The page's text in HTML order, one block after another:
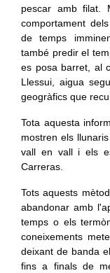
pescar amb filat.
comportament
de temps
també predir el
es posa barret, al
Llessui, aigua
geogràfics que
Tota aquesta
mostren els
vall en vall i els
Carreras.
Tots aquests
abandonar amb
temps o els
coneixements
deixant de banda
fins a finals de